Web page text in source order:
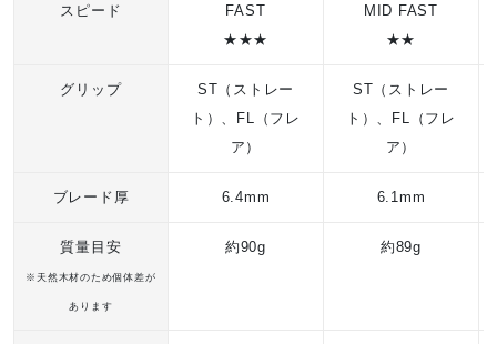
スピード
FAST
★★★
MID FAST
★★
グリップ
ST（ストレー
ト）、FL（フレ
ア）
ST（ストレー
ト）、FL（フレ
ア）
ブレード厚 6.4mm 6.1mm
質量目安
※天然木材のため個体差が
あります
約90g 約89g